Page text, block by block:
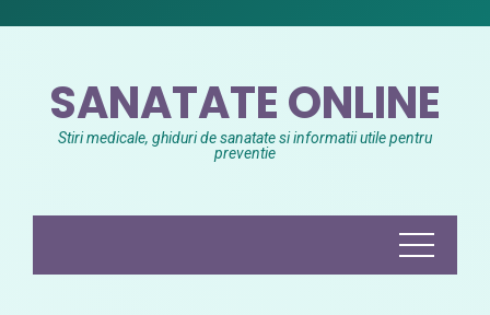
SANATATE ONLINE
Stiri medicale, ghiduri de sanatate si informatii utile pentru
preventie